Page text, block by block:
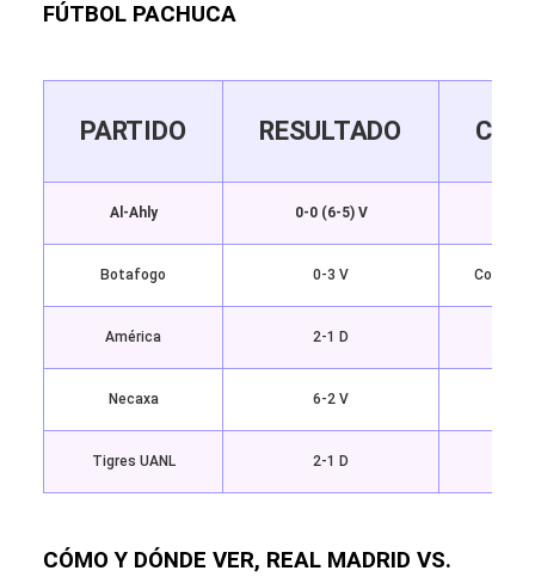
FÚTBOL PACHUCA
PARTIDO RESULTADO
Al-Ahly 0-0 (6-5) V
Botafogo 0-3 V Copa
América 2-1 D
Necaxa 6-2 V
Tigres UANL 2-1 D
CÓMO Y DÓNDE VER, REAL MADRID VS.